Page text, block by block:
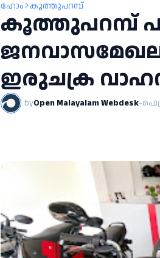
ഹോം കൂത്തുപറമ്പ്
കൂത്തുപറമ്പ്
ഇരുചക്ര
byOpen Malayalam Webdesk-